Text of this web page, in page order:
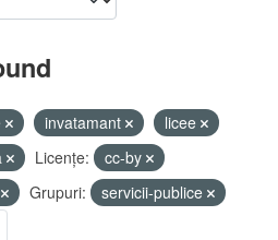
invatamant
licee
Licenţe:
cc-by
Grupuri:
servicii-publice